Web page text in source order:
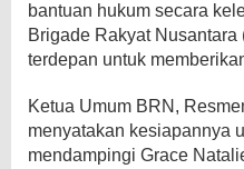
bantuan hukum secara
Brigade Rakyat
terdepan untuk
​Ketua Umum BRN,
menyatakan kesiapannya
mendampingi Grace